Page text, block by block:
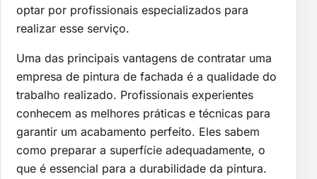
optar por profissionais especializados para
realizar esse serviço.
Uma das principais vantagens de contratar uma
empresa de pintura de fachada é a qualidade do
trabalho realizado. Profissionais experientes
conhecem as melhores práticas e técnicas para
garantir um acabamento perfeito. Eles sabem
como preparar a superfície adequadamente, o
que é essencial para a durabilidade da pintura.